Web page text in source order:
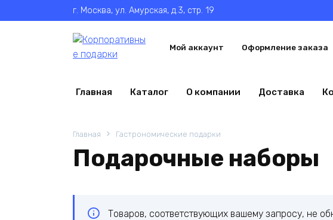
к
г. Москва, ул. Амурская, д.3, стр. 19
Мой аккаунт Оформление заказа
Главная Каталог О компании Доставка
Главная Гастрономические подарки
Подарочные наборы
Товаров, соответствующих вашему запросу, не